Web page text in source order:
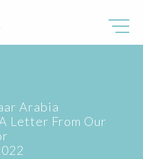
Arabia
Letter From Our